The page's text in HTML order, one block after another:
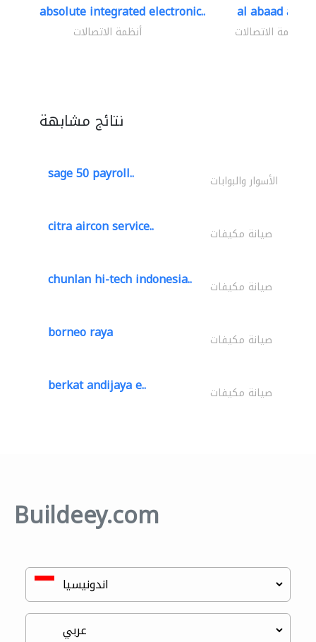
absolute integrated electronic..
أنظمة الاتصالات
al abaad al..
أنظمة الاتصالات
نتائج مشابهة
sage 50 payroll.. الأسوار والبوابات
citra aircon service.. صيانة مكيفات
chunlan hi-tech indonesia.. صيانة مكيفات
borneo raya صيانة مكيفات
berkat andijaya e.. صيانة مكيفات
Buildeey.com